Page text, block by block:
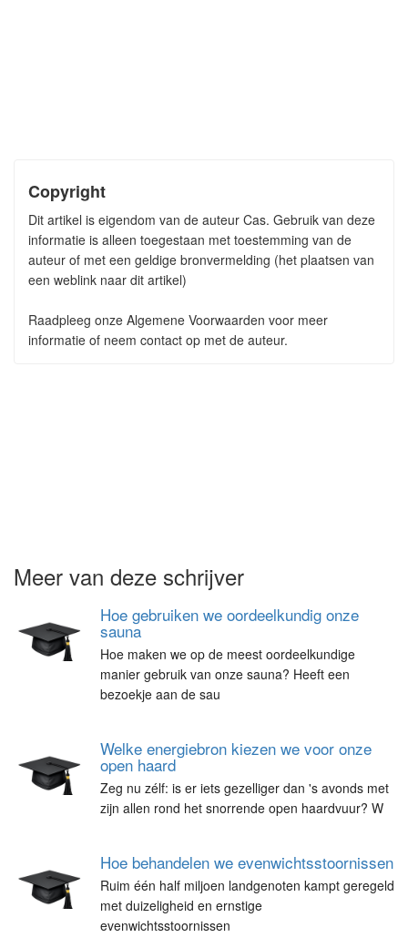
Copyright
Dit artikel is eigendom van de auteur Cas. Gebruik van deze
informatie is alleen toegestaan met toestemming van de
auteur of met een geldige bronvermelding (het plaatsen van
een weblink naar dit artikel)
Raadpleeg onze Algemene Voorwaarden voor meer
informatie of neem contact op met de auteur.
Meer van deze schrijver
Hoe gebruiken we oordeelkundig onze
sauna
Hoe maken we op de meest oordeelkundige
manier gebruik van onze sauna? Heeft een
bezoekje aan de sau
Welke energiebron kiezen we voor onze
open haard
Zeg nu zélf: is er iets gezelliger dan 's avonds met
zijn allen rond het snorrende open haardvuur? W
Hoe behandelen we evenwichtsstoornissen
Ruim één half miljoen landgenoten kampt geregeld
met duizeligheid en ernstige
evenwichtsstoornissen